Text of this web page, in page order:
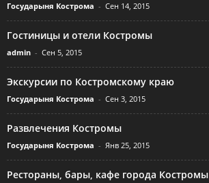
Государыня Кострома - Сен 14, 2015
Гостиницы и отели Костромы
admin - Сен 5, 2015
Экскурсии по Костромскому краю
Государыня Кострома - Сен 3, 2015
Развлечения Костромы
Государыня Кострома - Янв 25, 2015
Рестораны, бары, кафе города Костромы